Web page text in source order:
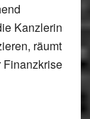
Kanzlerin
räumt
Finanzkrise